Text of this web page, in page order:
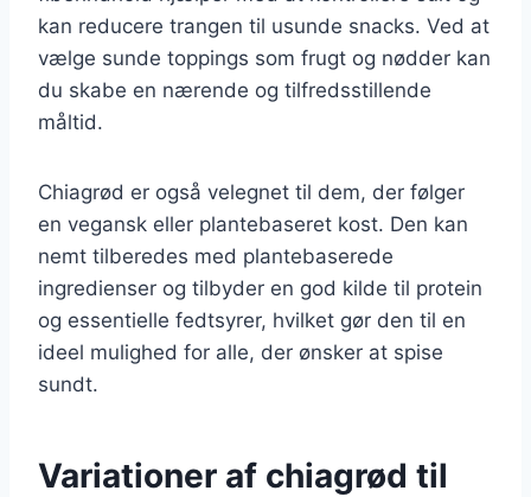
kan reducere trangen til usunde snacks. Ved at
vælge sunde toppings som frugt og nødder kan
du skabe en nærende og tilfredsstillende
måltid.
Chiagrød er også velegnet til dem, der følger
en vegansk eller plantebaseret kost. Den kan
nemt tilberedes med plantebaserede
ingredienser og tilbyder en god kilde til protein
og essentielle fedtsyrer, hvilket gør den til en
ideel mulighed for alle, der ønsker at spise
sundt.
Variationer af chiagrød til